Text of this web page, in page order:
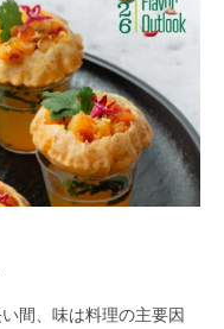
間、味は料理の主要因